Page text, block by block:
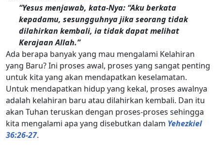
“Yesus menjawab, kata-Nya: “Aku berkata
kepadamu, sesungguhnya jika seorang tidak
dilahirkan kembali, ia tidak dapat melihat
Kerajaan Allah.”
Ada berapa banyak yang mau mengalami Kelahiran
yang Baru? Ini proses awal, proses yang sangat penting
untuk kita yang akan mendapatkan keselamatan.
Untuk mendapatkan hidup yang kekal, proses awalnya
adalah kelahiran baru atau dilahirkan kembali. Dan itu
akan Tuhan teruskan dengan proses-proses sehingga
kita mengalami apa yang disebutkan dalam Yehezkiel
36:26-27.